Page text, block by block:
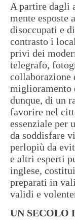
A partire dagli
mente
disoccupati e
contrasto i
privi dei
telegrafo,
collaborazione
miglioramento
dunque, di un
favorire nel
essenziale per
da soddisfare
perlopiù da
e altri esperti
inglese,
preparati in
validi e
UN SECOLO